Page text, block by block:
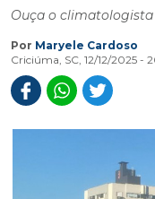
Ouça o
Por Maryele Cardoso
Criciúma, SC, 12/12/2025 -